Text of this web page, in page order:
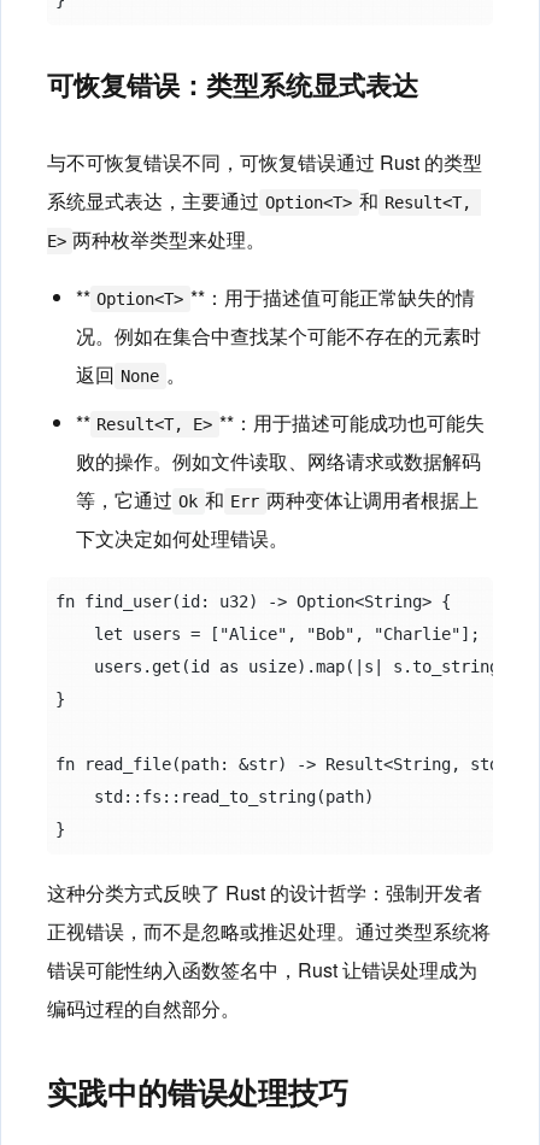
可恢复错误：类型系统显式表达
与不可恢复错误不同，可恢复错误通过 Rust 的类型
系统显式表达，主要通过 Option<T> 和 Result<T,
E> 两种枚举类型来处理。
​** Option<T> **​：用于描述值可能正常缺失的情
况。例如在集合中查找某个可能不存在的元素时
返回 None 。
​** Result<T, E> **​：用于描述可能成功也可能失
败的操作。例如文件读取、网络请求或数据解码
等，它通过 Ok 和 Err 两种变体让调用者根据上
下文决定如何处理错误。
fn find_user(id: u32) -> Option<String> {
    let users = ["Alice", "Bob", "Charlie"];
    users.get(id as usize).map(|s| s.to_string())
}
fn read_file(path: &str) -> Result<String,
    std::fs::read_to_string(path)
这种分类方式反映了 Rust 的设计哲学：强制开发者
正视错误，而不是忽略或推迟处理。通过类型系统将
错误可能性纳入函数签名中，Rust 让错误处理成为
编码过程的自然部分。
实践中的错误处理技巧